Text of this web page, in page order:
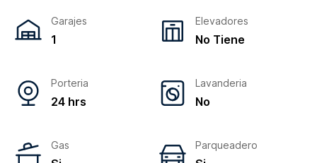
Garajes
1
Elevadores
No Tiene
Porteria
24 hrs
Lavanderia
No
Gas Parqueadero